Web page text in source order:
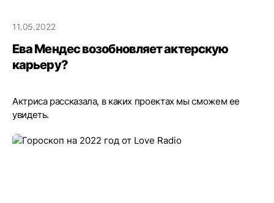
11.05.2022
Ева Мендес возобновляет актерскую
карьеру?
Актриса рассказала, в каких проектах мы сможем ее
увидеть.